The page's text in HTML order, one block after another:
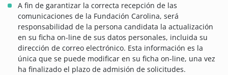
A fin de garantizar la correcta recepción de las
comunicaciones de la Fundación Carolina, será
responsabilidad de la persona candidata la actualización
en su ficha on-line de sus datos personales, incluida su
dirección de correo electrónico. Esta información es la
única que se puede modificar en su ficha on-line, una vez
ha finalizado el plazo de admisión de solicitudes.